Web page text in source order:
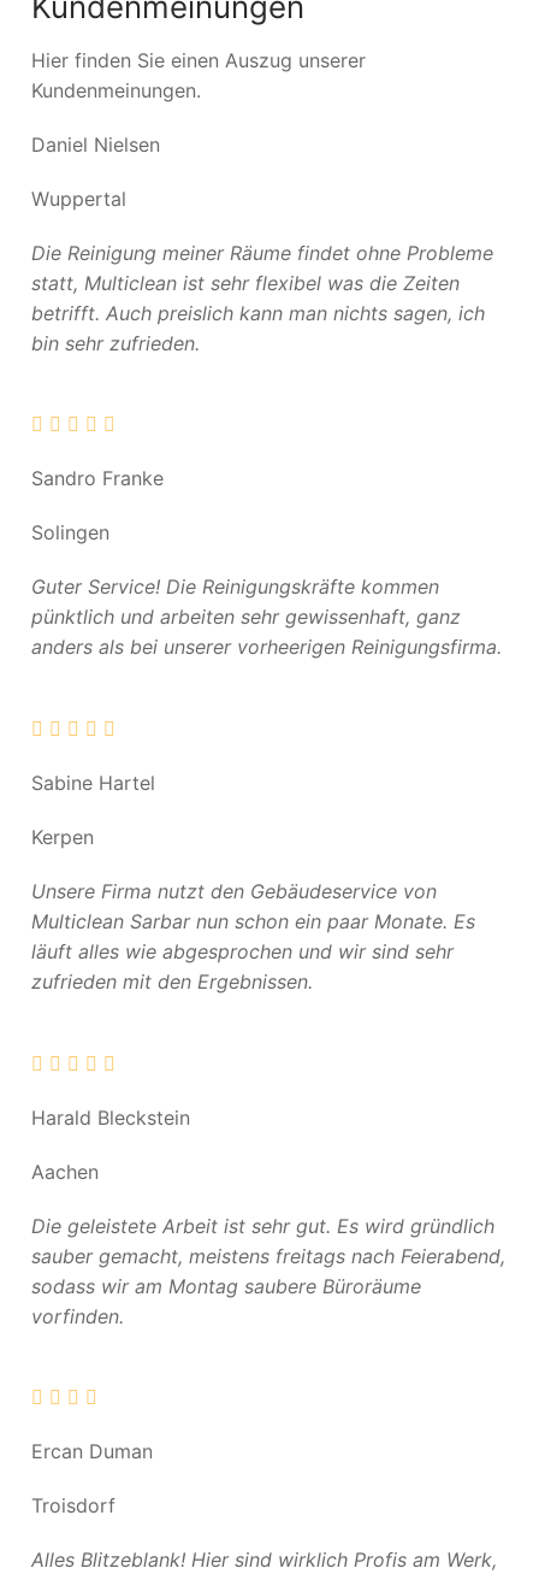
Hier finden Sie einen Auszug unserer
Kundenmeinungen.
Daniel Nielsen
Wuppertal
Die Reinigung meiner Räume findet ohne Probleme
statt, Multiclean ist sehr flexibel was die Zeiten
betrifft. Auch preislich kann man nichts sagen, ich
bin sehr zufrieden.
Sandro Franke
Solingen
Guter Service! Die Reinigungskräfte kommen
pünktlich und arbeiten sehr gewissenhaft, ganz
anders als bei unserer vorheerigen Reinigungsfirma.
Sabine Hartel
Kerpen
Unsere Firma nutzt den Gebäudeservice von
Multiclean Sarbar nun schon ein paar Monate. Es
läuft alles wie abgesprochen und wir sind sehr
zufrieden mit den Ergebnissen.
Harald Bleckstein
Aachen
Die geleistete Arbeit ist sehr gut. Es wird gründlich
sauber gemacht, meistens freitags nach Feierabend,
sodass wir am Montag saubere Büroräume
vorfinden.
Ercan Duman
Troisdorf
Alles Blitzeblank! Hier sind wirklich Profis am Werk,